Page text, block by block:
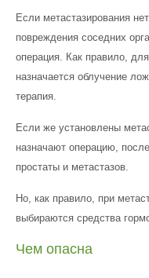
Если метастазирования
повреждения соседних
операция. Как правило,
назначается облучение
терапия.
Если же установлены
назначают операцию,
простаты и метастазов.
Но, как правило, при
выбираются средства
Чем опасна